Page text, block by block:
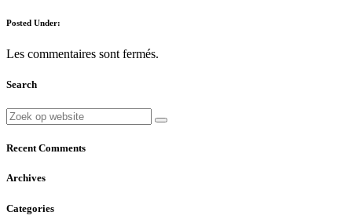
Posted Under:
Les commentaires sont fermés.
Search
Recent Comments
Archives
Categories